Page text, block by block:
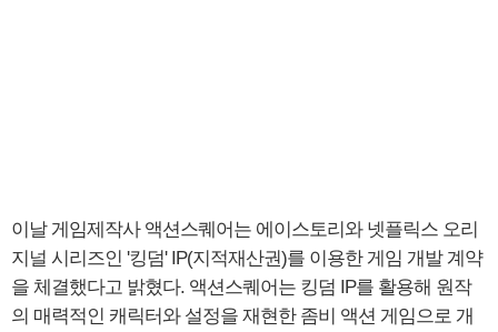
이날 게임제작사 액션스퀘어는 에이스토리와 넷플릭스 오리
지널 시리즈인 '킹덤' IP(지적재산권)를 이용한 게임 개발 계약
을 체결했다고 밝혔다. 액션스퀘어는 킹덤 IP를 활용해 원작
의 매력적인 캐릭터와 설정을 재현한 좀비 액션 게임으로 개